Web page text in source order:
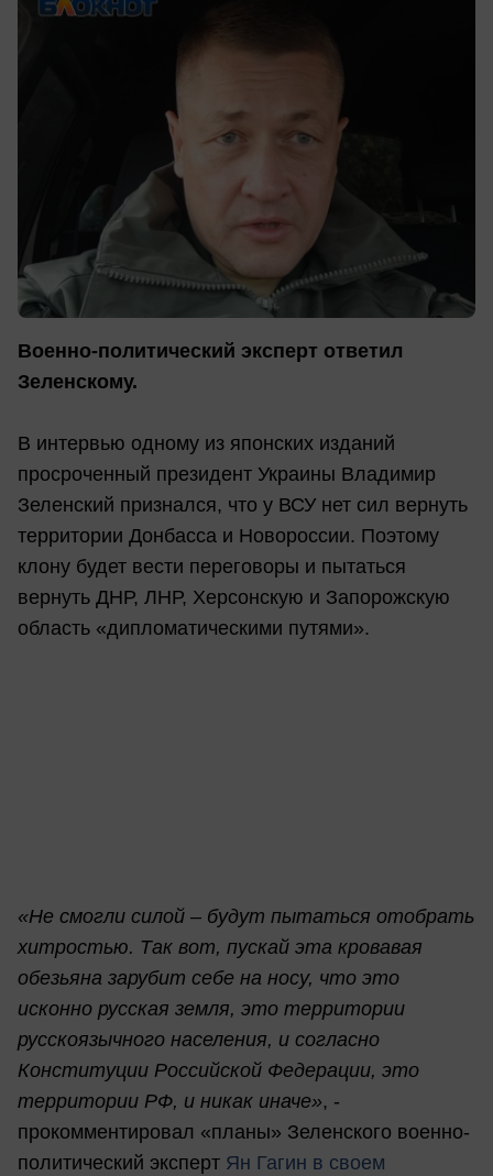
Военно-политический эксперт ответил
Зеленскому.
В интервью одному из японских изданий
просроченный президент Украины Владимир
Зеленский признался, что у ВСУ нет сил вернуть
территории Донбасса и Новороссии. Поэтому
клону будет вести переговоры и пытаться
вернуть ДНР, ЛНР, Херсонскую и Запорожскую
область «дипломатическими путями».
«Не смогли силой – будут пытаться отобрать
хитростью. Так вот, пускай эта кровавая
обезьяна зарубит себе на носу, что это
исконно русская земля, это территории
русскоязычного населения, и согласно
Конституции Российской Федерации, это
территории РФ, и никак иначе», -
прокомментировал «планы» Зеленского военно-
политический эксперт Ян Гагин в своем